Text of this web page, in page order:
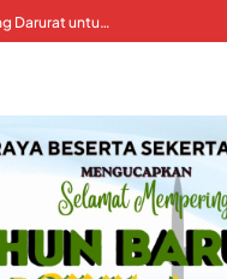
Kubu Raya Perkuat Strategi Hadapi Karhutla, Sukiryanto Usulkan Embung Darurat untuk Percepat Pemadaman